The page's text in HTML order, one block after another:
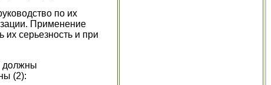
по их
Применение
серьезность и при
должны
(2):